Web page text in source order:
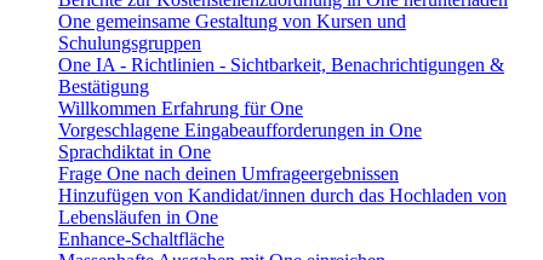
One gemeinsame Gestaltung von Kursen und
Schulungsgruppen
One IA - Richtlinien - Sichtbarkeit, Benachrichtigungen &
Bestätigung
Willkommen Erfahrung für One
Vorgeschlagene Eingabeaufforderungen in One
Sprachdiktat in One
Frage One nach deinen Umfrageergebnissen
Hinzufügen von Kandidat/innen durch das Hochladen von
Lebensläufen in One
Enhance-Schaltfläche